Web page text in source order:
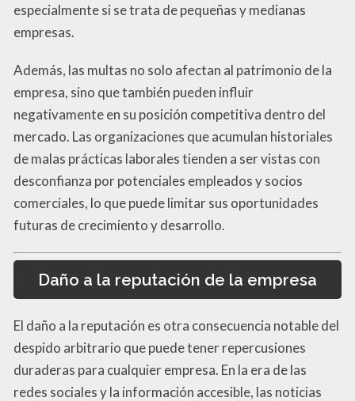
especialmente si se trata de pequeñas y medianas
empresas.
Además, las multas no solo afectan al patrimonio de la
empresa, sino que también pueden influir
negativamente en su posición competitiva dentro del
mercado. Las organizaciones que acumulan historiales
de malas prácticas laborales tienden a ser vistas con
desconfianza por potenciales empleados y socios
comerciales, lo que puede limitar sus oportunidades
futuras de crecimiento y desarrollo.
Daño a la reputación de la empresa
El daño a la reputación es otra consecuencia notable del
despido arbitrario que puede tener repercusiones
duraderas para cualquier empresa. En la era de las
redes sociales y la información accesible, las noticias